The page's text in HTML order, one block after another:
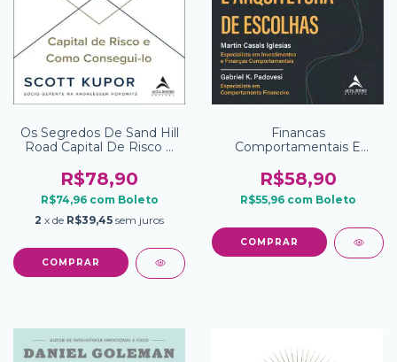
Os Segredos De Sand Hill
Road Capital De Risco E
R$78,90
R$74,96 com Boleto
2 x de R$39,45 sem juros
Financas
Comportamentais E
Como Prever A
Irracionalidade Do
Mercado E Criar Solucoes
R$58,90
R$55,96 com Boleto